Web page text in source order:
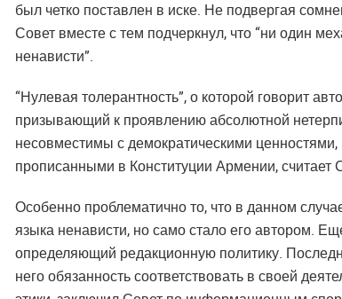
был четко поставлен в иске. Не подвергая
Совет вместе с тем подчеркнул, что “ни один
ненависти”.
“Нулевая толерантность”, о которой говорит
призывающий к проявлению абсолютной
несовместимы с демократическими
прописанными в Конституции Армении, считает
Особенно проблематично то, что в данном
языка ненависти, но само стало его автором.
определяющий редакционную политику.
него обязанность соответствовать в своей